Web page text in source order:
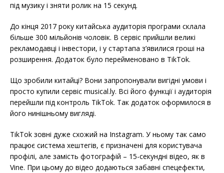
під музику і зняти ролик на 15 секунд.
До кінця 2017 року китайська аудиторія програми склала
більше 300 мільйонів чоловік. В сервіс прийшли великі
рекламодавці і інвестори, і у стартапа з’явилися гроші на
розширення. Додаток було перейменовано в TikTok.
Що зробили китайці? Вони запропонували вигідні умови і
просто купили сервіс musical.ly. Всі його функції і аудиторія
перейшли під контроль TikTok. Так додаток оформилося в
його нинішньому вигляді.
TikTok зовні дуже схожий на Instagram. У ньому так само
працює система хештегів, є призначені для користувача
профілі, але замість фотографій – 15-секундні відео, як в
Vine. При цьому до відео додаються забавні спецефекти,